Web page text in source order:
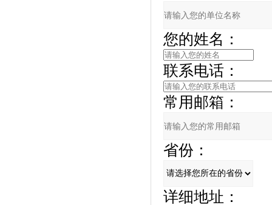
您的姓名：
联系电话：
常用邮箱：
省份：
详细地址：